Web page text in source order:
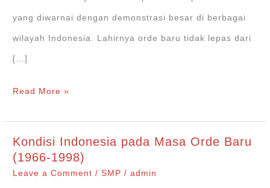
yang diwarnai dengan demonstrasi besar di berbagai
wilayah Indonesia. Lahirnya orde baru tidak lepas dari
[…]
4
Stabilitas
Politik
Read More »
Kondisi Indonesia pada Masa Orde Baru
(1966-1998)
Leave a Comment /SMP /admin